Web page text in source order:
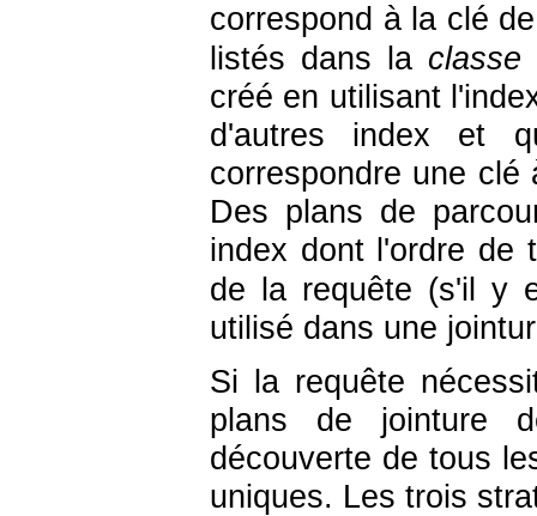
correspond à la clé
listés dans la classe
créé en utilisant
d'autres index et
correspondre une
Des plans de
index dont l'ordre de
de la requête (s'il y
utilisé dans une
Si la requête
plans de jointure
découverte de tous
uniques. Les trois